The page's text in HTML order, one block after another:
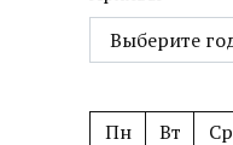
Пн Вт Ср